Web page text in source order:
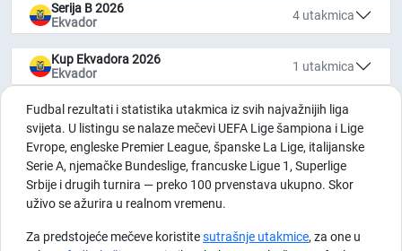
Serija B 2026
Ekvador
4 utakmica
Kup Ekvadora 2026
Ekvador
1 utakmica
Fudbal rezultati i statistika utakmica iz svih najvažnijih liga
svijeta. U listingu se nalaze mečevi UEFA Lige šampiona i Lige
Evrope, engleske Premier League, španske La Lige, italijanske
Serie A, njemačke Bundeslige, francuske Ligue 1, Superlige
Srbije i drugih turnira — preko 100 prvenstava ukupno. Skor
uživo se ažurira u realnom vremenu.
Za predstojeće mečeve koristitesutrašnje utakmice, za one u